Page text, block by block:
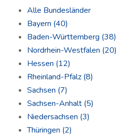
Alle Bundesländer
Bayern (40)
Baden-Württemberg (38)
Nordrhein-Westfalen (20)
Hessen (12)
Rheinland-Pfalz (8)
Sachsen (7)
Sachsen-Anhalt (5)
Niedersachsen (3)
Thüringen (2)